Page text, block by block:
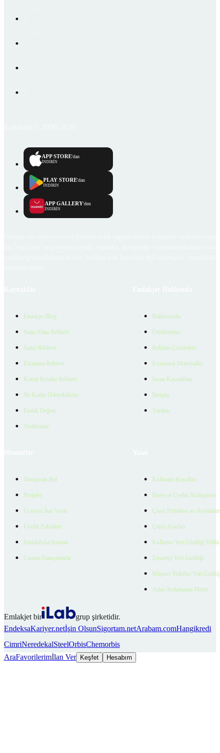
APP STORE'dan
İNDİRİN
PLAY STORE'dan
İNDİRİN
APP GALLERY'den
İNDİRİN
Emlakjet Blog
Satın Alma Rehberi
Satıcı Rehberi
Kiralama Rehberi
Konut Kredisi Rehberi
Ne Kadar Ödeyebilirim
Emlak Değeri
Verilerimiz
Hakkımızda
Ödüllerimiz
Reklam Çözümleri
Kurumsal Materyaller
İnsan Kaynakları
İletişim
Yardım
Danışman Bul
Projeler
Ücretsiz İlan Verin
Üyelik Paketleri
EmlakZeka Asistan
Uzman Danışmanlar
Kullanım Koşulları
Bireysel Üyelik Sözleşmesi
Çerez Politikası ve
Çerez Ayarları
Kullanıcı Veri Gizliliği
Ziyaretçi Veri Gizliliği
Müşteri Yetkilisi Veri
Aday Aydınlatma Metni
Emlakjet bir
grup şirketidir.
EndeksaKariyer.netİşin OlsunSigortam.netArabam.comHangikredi
CimriNeredekalSteelOrbisChemorbis
AraFavorilerimİlan Ver Keşfet Hesabım